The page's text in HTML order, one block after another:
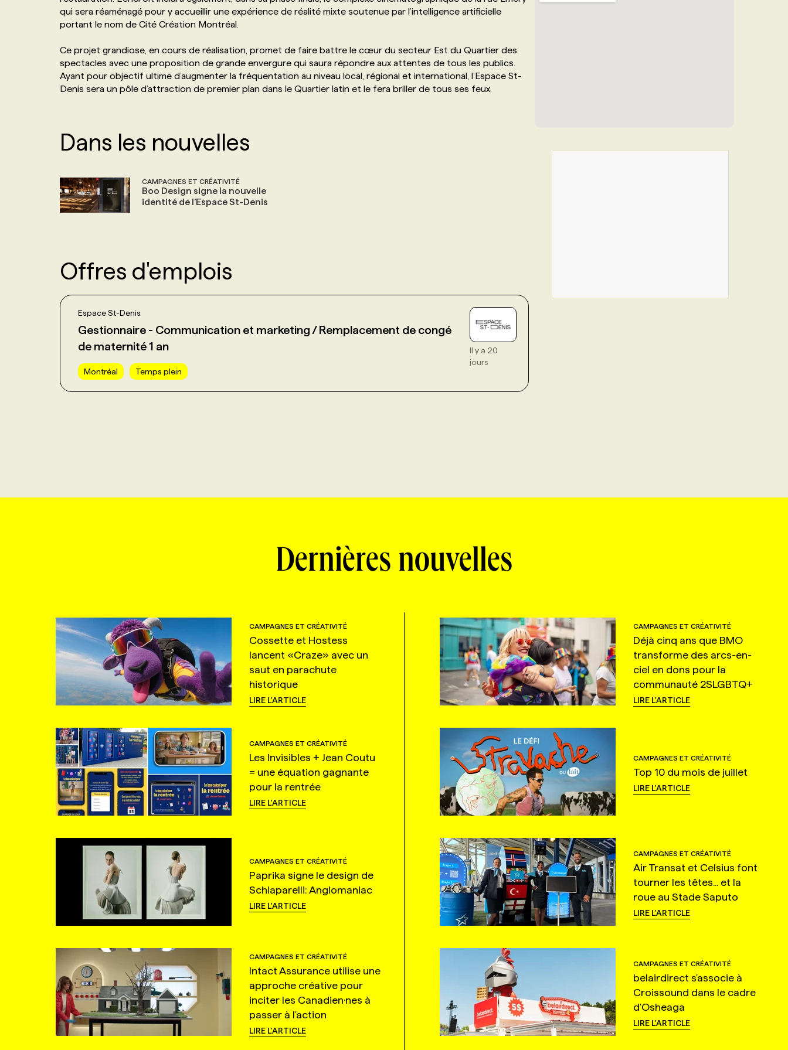
NOS TARIFS
PROGRAMMES DE SUBVENTIONS
ANNONCEZ AVEC NOUS
qui sera réaménagé pour y accueillir une expérience de réalité mixte soutenue par l’intelligence artificielle
portant le nom de Cité Création Montréal.
Ce projet grandiose, en cours de réalisation, promet de faire battre le cœur du secteur Est du Quartier des
spectacles avec une proposition de grande envergure qui saura répondre aux attentes de tous les publics.
Ayant pour objectif ultime d’augmenter la fréquentation au niveau local, régional et international, l’Espace St-
Denis sera un pôle d’attraction de premier plan dans le Quartier latin et le fera briller de tous ses feux.
Dans les nouvelles
CAMPAGNES ET CRÉATIVITÉ
Boo Design signe la nouvelle
identité de l’Espace St-Denis
Offres d'emplois
Espace St-Denis
Gestionnaire - Communication et marketing / Remplacement de congé
de maternité 1 an
Montréal Temps plein
Il y a 20
jours
Dernières nouvelles
CAMPAGNES ET CRÉATIVITÉ
Cossette et Hostess
lancent «Craze» avec un
saut en parachute
historique
LIRE L'ARTICLE
CAMPAGNES ET CRÉATIVITÉ
Déjà cinq ans que BMO
transforme des arcs-en-
ciel en dons pour la
communauté 2SLGBTQ+
LIRE L'ARTICLE
CAMPAGNES ET CRÉATIVITÉ
Les Invisibles + Jean Coutu
= une équation gagnante
pour la rentrée
LIRE L'ARTICLE
CAMPAGNES ET CRÉATIVITÉ
Top 10 du mois de juillet
LIRE L'ARTICLE
CAMPAGNES ET CRÉATIVITÉ
Paprika signe le design de
Schiaparelli: Anglomaniac
LIRE L'ARTICLE
CAMPAGNES ET CRÉATIVITÉ
Air Transat et Celsius font
tourner les têtes... et la
roue au Stade Saputo
LIRE L'ARTICLE
CAMPAGNES ET CRÉATIVITÉ
Intact Assurance utilise une
approche créative pour
inciter les Canadien·nes à
passer à l'action
LIRE L'ARTICLE
CAMPAGNES ET CRÉATIVITÉ
belairdirect s'associe à
Croissound dans le cadre
d'Osheaga
LIRE L'ARTICLE